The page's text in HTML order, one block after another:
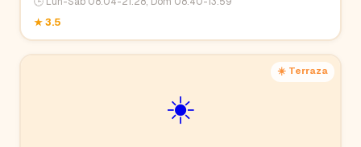
★3.5
☀️
☀️ Terraza